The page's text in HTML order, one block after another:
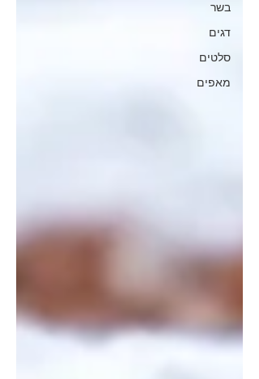
בשר
דגים
סלטים
מאפים